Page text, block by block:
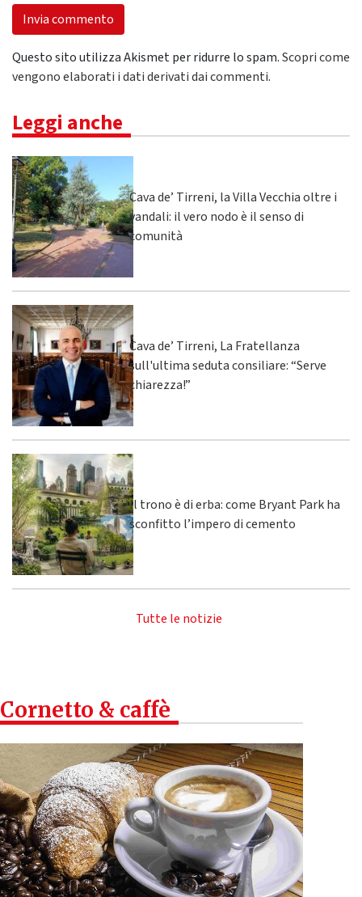
Questo sito utilizza Akismet per ridurre lo spam.Scopri come
vengono elaborati i dati derivati dai commenti.
Leggi anche
Cava de’ Tirreni, la Villa Vecchia oltre i
vandali: il vero nodo è il senso di
comunità
Cava de’ Tirreni, La Fratellanza
sull'ultima seduta consiliare: “Serve
chiarezza!”
Il trono è di erba: come Bryant Park ha
sconfitto l’impero di cemento
Tutte le notizie
Cornetto & caffè